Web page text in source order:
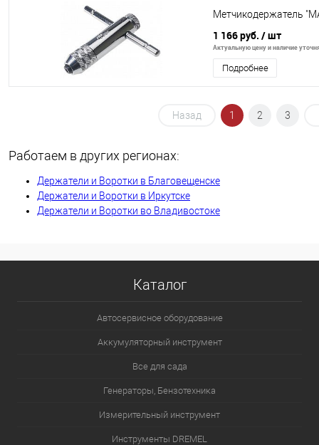
Метчикодержатель
1 166 руб. / шт
Актуальную цену и наличие
Подробнее
Назад 1 2 3
Работаем в других регионах:
Держатели и Воротки в Благовещенске
Держатели и Воротки в Иркутске
Держатели и Воротки во Владивостоке
Каталог
Автосервисное оборудование
Аккумуляторный инструмент
Все для сада
Генераторы, Бензотехника
Измерительный инструмент
Инструменты DREMEL